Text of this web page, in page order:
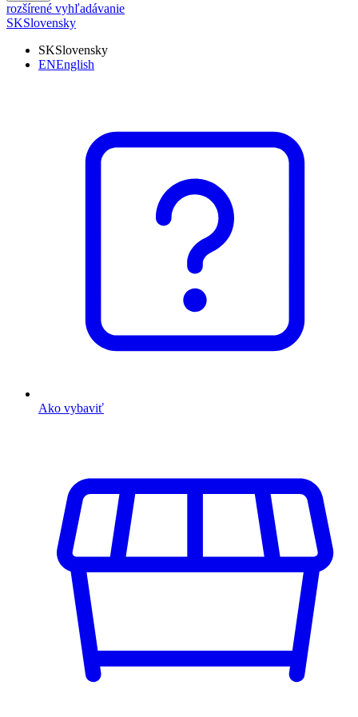
rozšírené vyhľadávanie
SKSlovensky
SKSlovensky
ENEnglish
Ako vybaviť